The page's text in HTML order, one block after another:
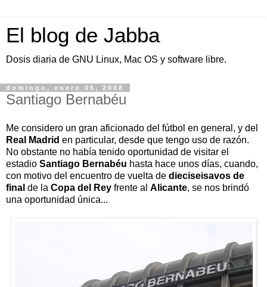
El blog de Jabba
Dosis diaria de GNU Linux, Mac OS y software libre.
domingo, enero 06, 2008
Santiago Bernabéu
Me considero un gran aficionado del fútbol en general, y del
Real Madrid en particular, desde que tengo uso de razón.
No obstante no había tenido oportunidad de visitar el
estadio Santiago Bernabéu hasta hace unos días, cuando,
con motivo del encuentro de vuelta de dieciseisavos de
final de la Copa del Rey frente al Alicante, se nos brindó
una oportunidad única...